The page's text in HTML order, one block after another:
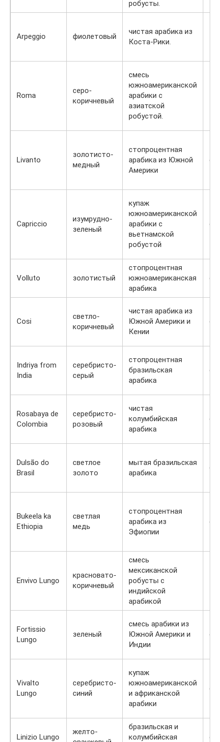
робусты.
Arpeggio фиолетовый
чистая арабика из
Коста-Рики.
Roma
серо-
коричневый
смесь
южноамериканской
арабики с
азиатской
робустой.
Livanto
золотисто-
медный
стопроцентная
арабика из Южной
Америки
Capriccio
изумрудно-
зеленый
купаж
южноамериканской
арабики с
вьетнамской
робустой
Volluto золотистый
стопроцентная
южноамериканская
арабика
Cosi
светло-
коричневый
чистая арабика из
Южной Америки и
Кении
Indriya from
India
серебристо-
серый
стопроцентная
бразильская
арабика
Rosabaya de
Colombia
серебристо-
розовый
чистая
колумбийская
арабика
Dulsão do
Brasil
светлое
золото
мытая бразильская
арабика
Bukeela ka
Ethiopia
светлая
медь
стопроцентная
арабика из
Эфиопии
Envivo Lungo
красновато-
коричневый
смесь
мексиканской
робусты с
индийской
арабикой
Fortissio
Lungo
зеленый
смесь арабики из
Южной Америки и
Индии
Vivalto
Lungo
серебристо-
синий
купаж
южноамериканской
и африканской
арабики
Linizio Lungo
желто-
бразильская и
колумбийская